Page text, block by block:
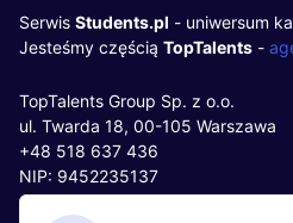
Serwis Students.pl - uniwersum
Jesteśmy częścią TopTalents -
TopTalents Group Sp. z o.o.
ul. Twarda 18, 00-105 Warszawa
+48 518 637 436
NIP: 9452235137